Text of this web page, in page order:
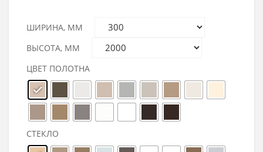
ШИРИНА, ММ
ВЫСОТА, ММ
ЦВЕТ ПОЛОТНА
СТЕКЛО